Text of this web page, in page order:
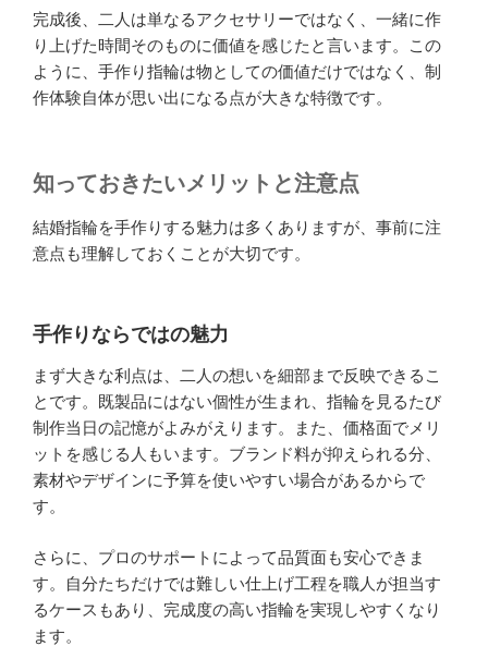
完成後、二人は単なるアクセサリーではなく、一緒に作
り上げた時間そのものに価値を感じたと言います。この
ように、手作り指輪は物としての価値だけではなく、制
作体験自体が思い出になる点が大きな特徴です。
知っておきたいメリットと注意点
結婚指輪を手作りする魅力は多くありますが、事前に注
意点も理解しておくことが大切です。
手作りならではの魅力
まず大きな利点は、二人の想いを細部まで反映できるこ
とです。既製品にはない個性が生まれ、指輪を見るたび
制作当日の記憶がよみがえります。また、価格面でメリ
ットを感じる人もいます。ブランド料が抑えられる分、
素材やデザインに予算を使いやすい場合があるからで
す。
さらに、プロのサポートによって品質面も安心できま
す。自分たちだけでは難しい仕上げ工程を職人が担当す
るケースもあり、完成度の高い指輪を実現しやすくなり
ます。